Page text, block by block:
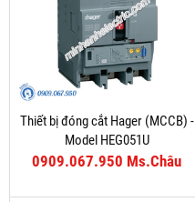
Thiết bị đóng cắt Hager (MCCB) -
Model HEG051U
0909.067.950 Ms.Châu